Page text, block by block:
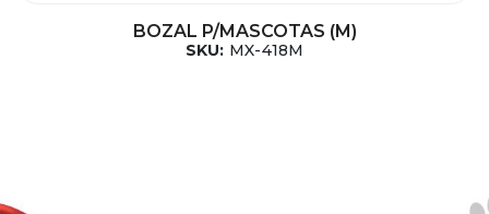
BOZAL P/MASCOTAS (M)
SKU: MX-418M